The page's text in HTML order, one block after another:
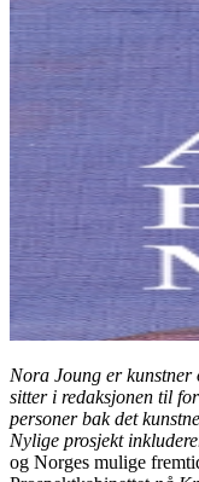
Nora Joung er
sitter i redaksjonen til
personer bak det
Nylige prosjekt
og Norges mulige